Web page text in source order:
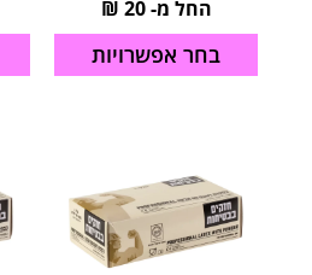
החל מ-20
₪
בחר אפשרויות